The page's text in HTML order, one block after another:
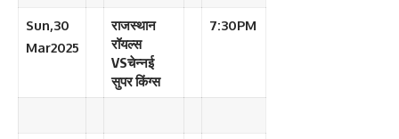
Sun,30
Mar2025
राजस्थान
रॉयल्स
VSचेन्नई
सुपर किंग्स
7:30PM